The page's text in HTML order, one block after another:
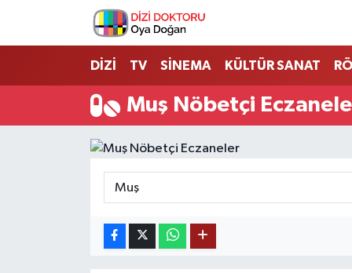
DİZİ TV SİNEMA KÜLTÜR SANAT
Muş Nöbetçi
İstanbul Nöbetçi Eczaneler
İstanbul Hava Durumu
İstanbul Namaz Vakitleri